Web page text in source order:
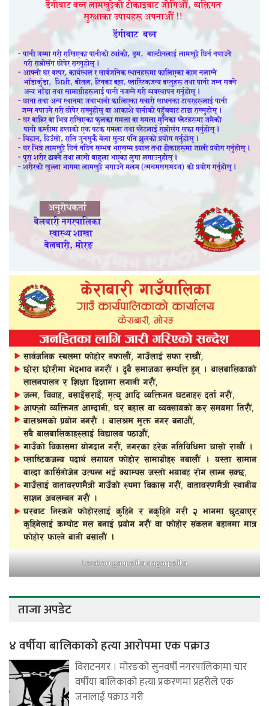
kerabari gaupalika nagarpalika
ताजा अपडेट
४ वर्षीया बालिकाको हत्या आरोपमा एक पक्राउ
विराटनगर । मोरङको सुनवर्षी नगरपालिकामा चार
वर्षीया बालिकाको हत्या प्रकरणमा प्रहरीले एक
जनालाई पक्राउ गरी